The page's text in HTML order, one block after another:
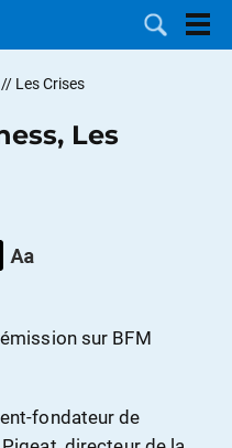
// Les Crises
Les
sur BFM
fondateur de